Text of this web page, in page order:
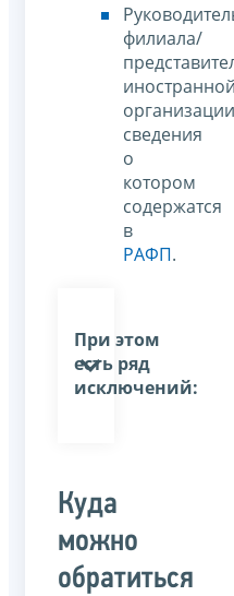
филиала/
иностранной
сведения
о
котором
содержатся
в
РАФП.
При этом
есть ряд
исключений:
Куда
можно
обратиться